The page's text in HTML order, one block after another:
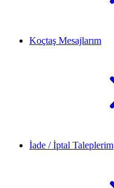
Koçtaş Mesajlarım
İade / İptal Taleplerim